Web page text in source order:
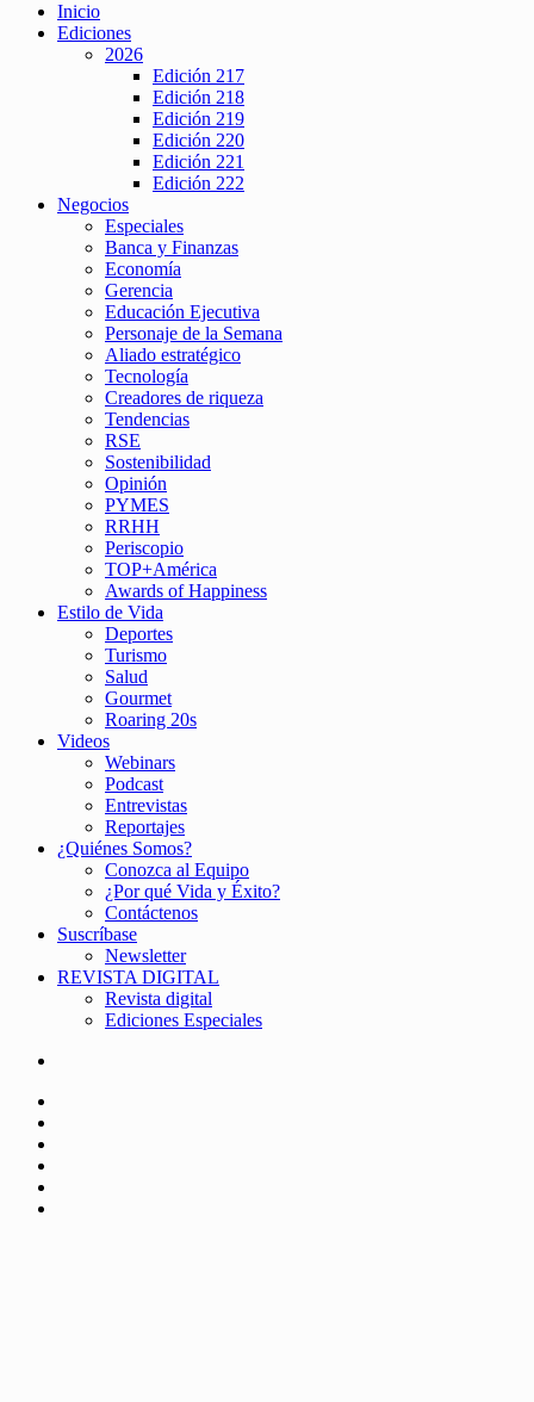
Inicio
Ediciones
2026
Edición 217
Edición 218
Edición 219
Edición 220
Edición 221
Edición 222
Negocios
Especiales
Banca y Finanzas
Economía
Gerencia
Educación Ejecutiva
Personaje de la Semana
Aliado estratégico
Tecnología
Creadores de riqueza
Tendencias
RSE
Sostenibilidad
Opinión
PYMES
RRHH
Periscopio
TOP+América
Awards of Happiness
Estilo de Vida
Deportes
Turismo
Salud
Gourmet
Roaring 20s
Videos
Webinars
Podcast
Entrevistas
Reportajes
¿Quiénes Somos?
Conozca al Equipo
¿Por qué Vida y Éxito?
Contáctenos
Suscríbase
Newsletter
REVISTA DIGITAL
Revista digital
Ediciones Especiales